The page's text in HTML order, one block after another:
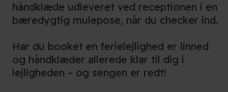
håndklæde udleveret ved receptionen i en
bæredygtig mulepose, når du checker ind.
Har du booket en ferielejlighed er linned
og håndklæder allerede klar til dig i
lejligheden – og sengen er redt!